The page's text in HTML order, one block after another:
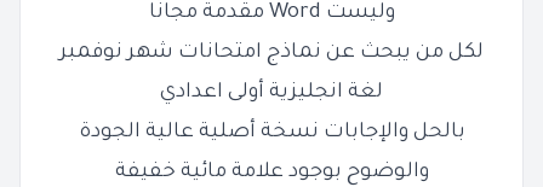
وليست Word مقدمة مجانًا
لكل من يبحث عن نماذج امتحانات شهر نوفمبر
لغة انجليزية أولى اعدادي
بالحل والإجابات نسخة أصلية عالية الجودة
والوضوح بوجود علامة مائية خفيفة